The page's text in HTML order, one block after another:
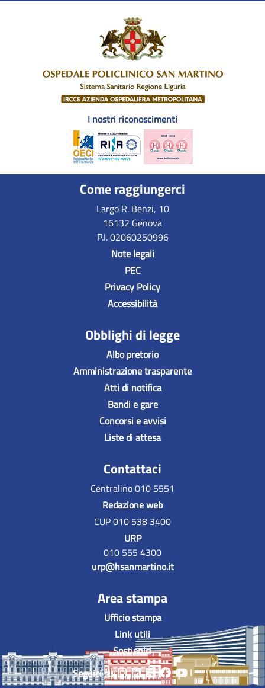
I nostri riconoscimenti
Come raggiungerci
Largo R. Benzi, 10
16132 Genova
P.I. 02060250996
Note legali
PEC
Privacy Policy
Accessibilità
Obblighi di legge
Albo pretorio
Amministrazione trasparente
Atti di notifica
Bandi e gare
Concorsi e avvisi
Liste di attesa
Contattaci
Centralino 010 5551
Redazione web
CUP 010 538 3400
URP
010 555 4300
urp@hsanmartino.it
Area stampa
Ufficio stampa
Link utili
Sostienici
Seguici su: